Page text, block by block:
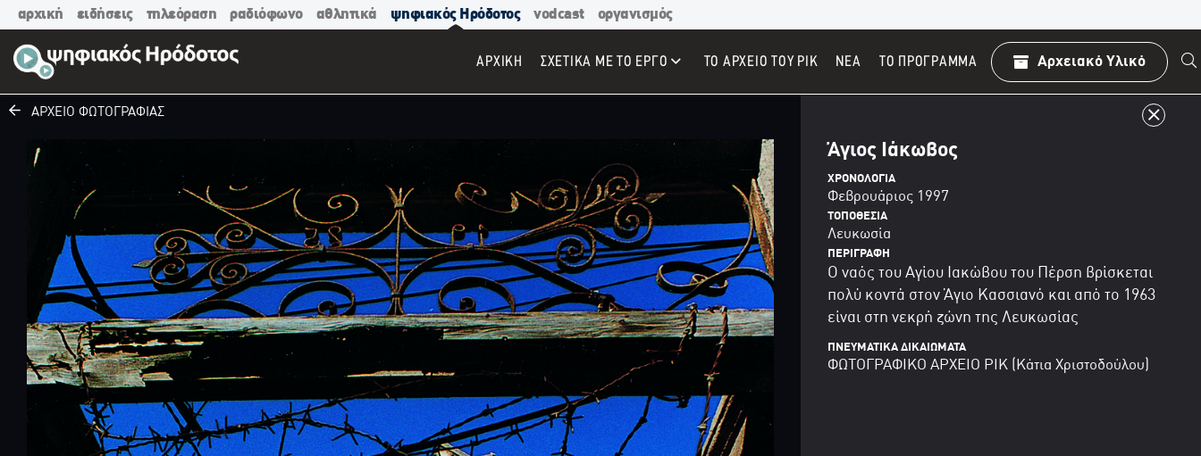
αρχική ειδήσεις τηλεόραση ραδιόφωνο αθλητικά ψηφιακός Ηρόδοτος vodcast οργανισμός
ΑΡΧΙΚΉ ΣΧΕΤΙΚΑ ΜΕ ΤΟ ΕΡΓΟ ΤΟ ΑΡΧΕΙΟ ΤΟΥ ΡΙΚ ΝΕΑ TO ΠΡΌΓΡΑΜΜΑ Αρχειακό Υλικό
ΑΡΧΕΙΟ ΦΩΤΟΓΡΑΦΙΑΣ
Άγιος Ιάκωβος
ΧΡΟΝΟΛΟΓΊΑ
Φεβρουάριος 1997
ΤΟΠΟΘΕΣΊΑ
Λευκωσία
ΠΕΡΙΓΡΑΦΉ
Ο ναός του Αγίου Ιακώβου του Πέρση βρίσκεται
πολύ κοντά στον Άγιο Κασσιανό και από το 1963
είναι στη νεκρή ζώνη της Λευκωσίας
ΠΝΕΥΜΑΤΙΚΆ ΔΙΚΑΙΏΜΑΤΑ
ΦΩΤΟΓΡΑΦΙΚΟ ΑΡΧΕΙΟ ΡΙΚ (Κάτια Χριστοδούλου)